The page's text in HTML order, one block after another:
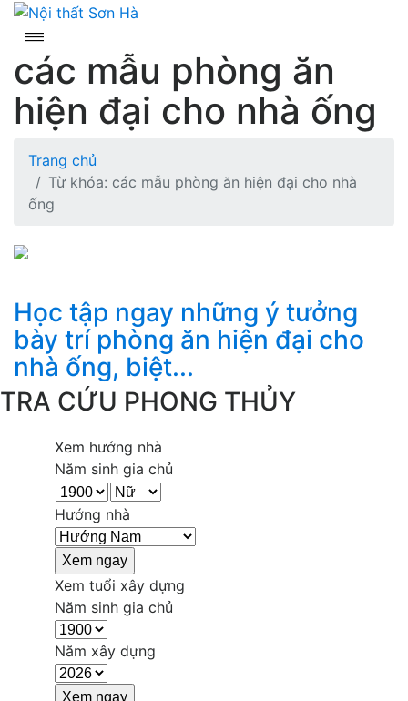
Skip
content
các mẫu phòng ăn
hiện đại cho nhà ống
Trang chủ
Từ khóa: các mẫu phòng ăn hiện đại cho nhà
ống
Học tập ngay những ý tưởng
bày trí phòng ăn hiện đại cho
nhà ống, biệt...
TRA CỨU PHONG THỦY
Xem hướng nhà
Năm sinh gia chủ
Hướng nhà
Xem tuổi xây dựng
Năm sinh gia chủ
Năm xây dựng